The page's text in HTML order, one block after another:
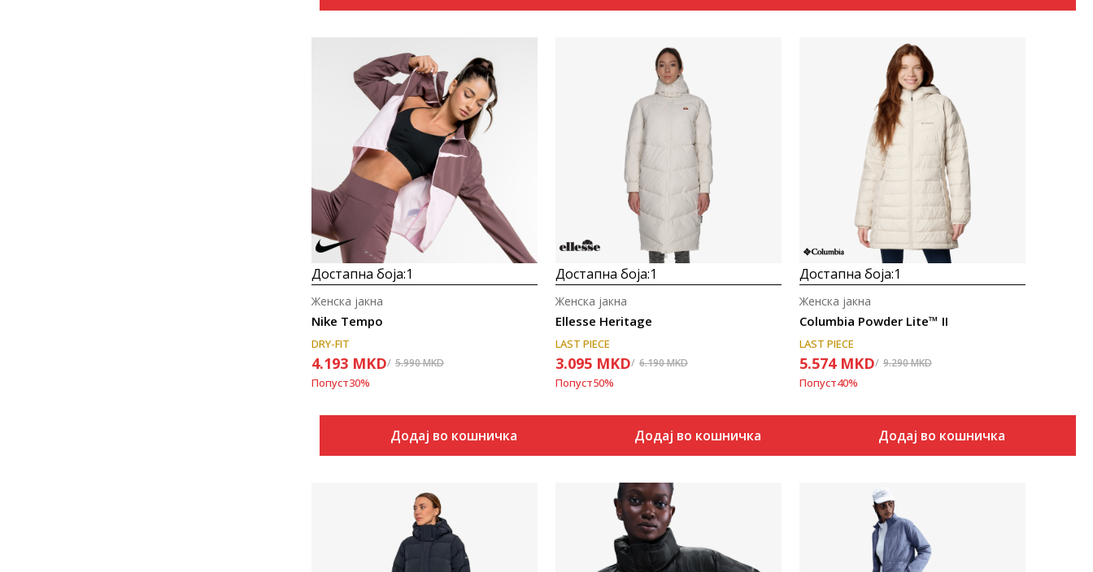
Uporedi
Достапна боја:1
Nike Tempo
Женска јакна
DRY-FIT
4.193 MKD 5.990MKD
Попуст30%
Додај во кошничка
Uporedi
Достапна боја:1
Ellesse Heritage
Женска јакна
LAST PIECE
3.095 MKD 6.190MKD
Попуст50%
Додај во кошничка
Uporedi
Достапна боја:1
Columbia Powder Lite™ II
Женска јакна
LAST PIECE
5.574 MKD 9.290MKD
Попуст40%
Додај во кошничка